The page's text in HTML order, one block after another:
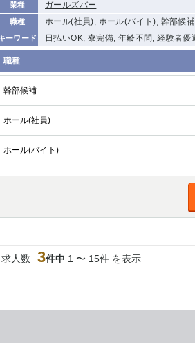
業種 ガールズバー
職種 ホール(社員), ホール(バイト), 幹部候補
ーワード 日払いOK, 寮完備, 年齢不問, 経験者
職種
幹部候補
ホール(社員)
ホール(バイト)
人数 3件中 1 〜 15件 を表示